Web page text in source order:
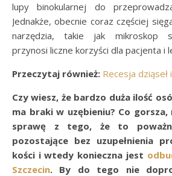
lupy binokularnej do
Jednakże, obecnie coraz częściej
narzędzia, takie jak mikroskop
przynosi liczne korzyści dla pacjenta i
Przeczytaj również: Recesja
Czy wiesz, że bardzo duża ilość
ma braki w uzębieniu? Co
sprawę z tego, że to
pozostające bez uzupełnienia
kości i wtedy konieczna jest
Szczecin. By do tego nie